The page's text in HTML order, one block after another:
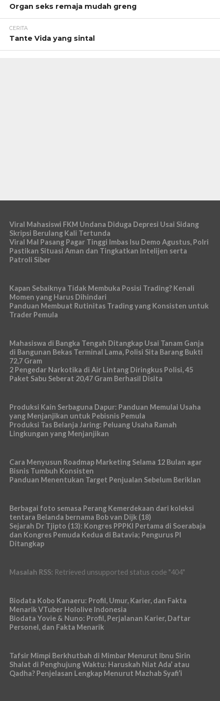
Organ seks remaja mudah greng
CERITA
Tante Vida yang sintal
Viral Mahasiswi FKM Undana Diduga Depresi Usai Sidang
Skripsi Berulang Kali Tertunda
Viral Mal Pasang Pagar Tinggi Imbas Isu Demo Agustus, Polri
Pastikan Situasi Aman dan Tingkatkan Intelijen serta
Patroli Siber
Kapan Sebaiknya Tidak Membuka Posisi Trading? Kenali
Momen yang Harus Dihindari
Panduan Membuat Rutinitas Trading yang Konsisten untuk
Trader Pemula
Mahasiswa di Bangka Tengah Ditangkap Usai Tanam Ganja
di Bangunan Bekas Terminal Lama, Polisi Sita Barang Bukti
72,7 Gram
2 Pengedar Narkotika di Air Lintang Diringkus Polisi, 45
Paket Sabu Seberat 20,47 Gram Berhasil Disita
Produksi Kain Serbaguna Dapur: Panduan Memulai Usaha
yang Menjanjikan untuk Pebisnis Pemula
Produksi Tas Belanja Jaring: Peluang Usaha Ramah
Lingkungan yang Menjanjikan
Cara Menyusun Roadmap Marketing Selama 12 Bulan agar
Bisnis Tumbuh Konsisten
Panduan Menentukan Target Penjualan Sebelum Beriklan
Berbagai foto semasa Perang Kemerdekaan dari koleksi
tentara Belanda bernama Bob van Dijk (18)
Sejarah Dr Tjipto (13): Kongres PPPKI Pertama di Soerabaja
dan Kongres Pemuda Kedua di Batavia; Pengurus PI
Ditangkap
Masalah RSS: Retrieved unsupported status code "404"
Biodata Kobo Kanaeru: Profil, Umur, Karier, dan Fakta
Menarik VTuber Hololive Indonesia
Biodata Yovie & Nuno: Profil, Perjalanan Karier, Daftar
Personel, dan Fakta Menarik
Tafsir Mimpi Berkhutbah di Mimbar Menurut Ibnu Sirin
Shalat di Penghujung Waktu: Haruskah Niat Ada’ atau
Qadha? Penjelasan Lengkap Menurut Mazhab Syafi’i